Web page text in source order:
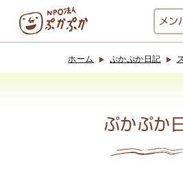
メン
ホーム ぷかぷか日記
ぷかぷか